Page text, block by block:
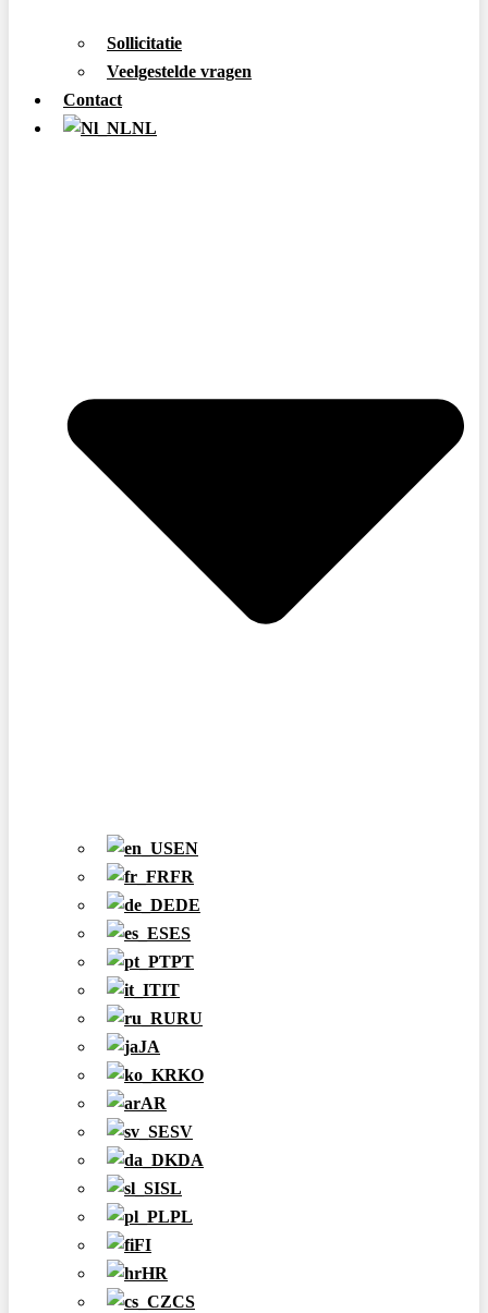
Sollicitatie
Veelgestelde vragen
Contact
NL
EN
FR
DE
ES
PT
IT
RU
JA
KO
AR
SV
DA
SL
PL
FI
HR
CS